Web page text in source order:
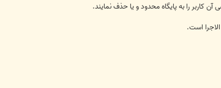
کاربر را به پایگاه محدود و یا حذف نمایند.
است.